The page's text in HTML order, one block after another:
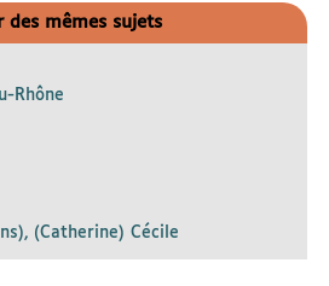
des mêmes sujets
Rhône
(Catherine) Cécile